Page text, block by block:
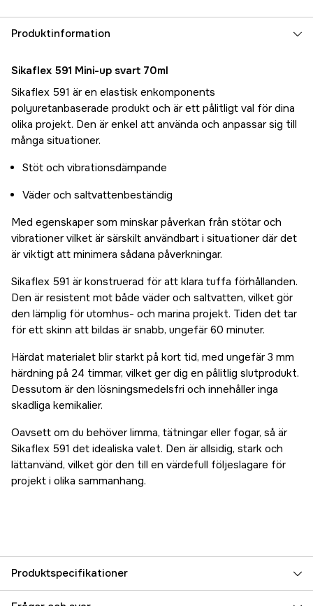
Produktinformation
Sikaflex 591 Mini-up svart 70ml
Sikaflex 591 är en elastisk enkomponents
polyuretanbaserade produkt och är ett pålitligt val för dina
olika projekt. Den är enkel att använda och anpassar sig till
många situationer.
Stöt och vibrationsdämpande
Väder och saltvattenbeständig
Med egenskaper som minskar påverkan från stötar och
vibrationer vilket är särskilt användbart i situationer där det
är viktigt att minimera sådana påverkningar.
Sikaflex 591 är konstruerad för att klara tuffa förhållanden.
Den är resistent mot både väder och saltvatten, vilket gör
den lämplig för utomhus- och marina projekt. Tiden det tar
för ett skinn att bildas är snabb, ungefär 60 minuter.
Härdat materialet blir starkt på kort tid, med ungefär 3 mm
härdning på 24 timmar, vilket ger dig en pålitlig slutprodukt.
Dessutom är den lösningsmedelsfri och innehåller inga
skadliga kemikalier.
Oavsett om du behöver limma, tätningar eller fogar, så är
Sikaflex 591 det idealiska valet. Den är allsidig, stark och
lättanvänd, vilket gör den till en värdefull följeslagare för
projekt i olika sammanhang.
Produktspecifikationer